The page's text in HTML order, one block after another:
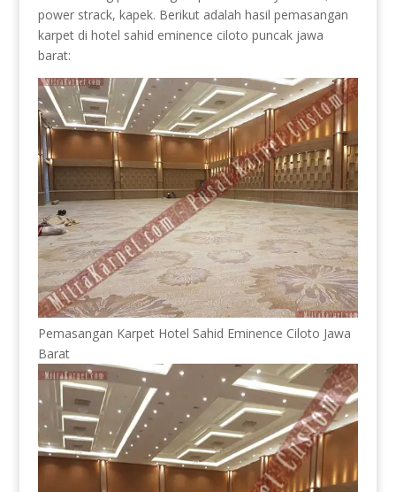
power strack, kapek. Berikut adalah hasil pemasangan
karpet di hotel sahid eminence ciloto puncak jawa
barat:
Pemasangan Karpet Hotel Sahid Eminence Ciloto Jawa
Barat